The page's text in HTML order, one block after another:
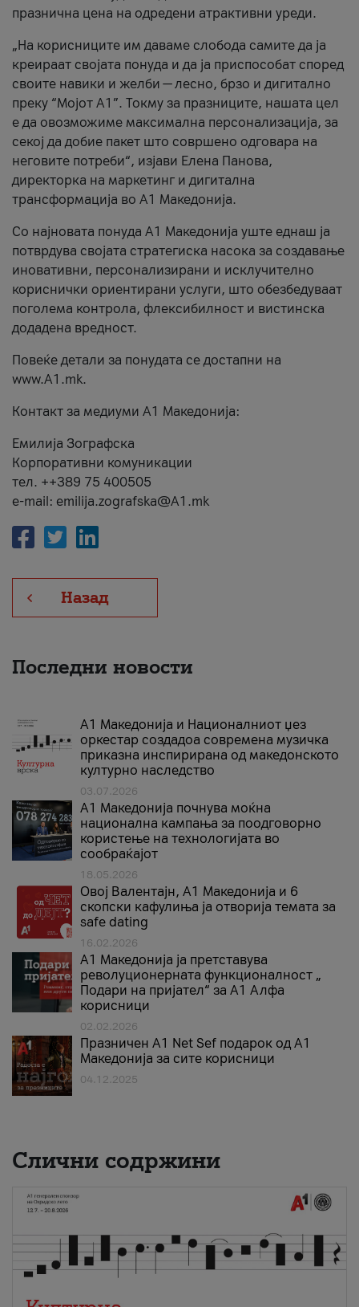
празнична цена на одредени атрактивни уреди.
„На корисниците им даваме слобода самите да ја
креираат својата понуда и да ја приспособат според
своите навики и желби — лесно, брзо и дигитално
преку “Мојот А1”. Токму за празниците, нашата цел
е да овозможиме максимална персонализација, за
секој да добие пакет што совршено одговара на
неговите потреби“, изјави Елена Панова,
директорка на маркетинг и дигитална
трансформација во А1 Македонија.
Со најновата понуда А1 Македонија уште еднаш ја
потврдува својата стратегиска насока за создавање
иновативни, персонализирани и исклучително
кориснички ориентирани услуги, што обезбедуваат
поголема контрола, флексибилност и вистинска
додадена вредност.
Повеќе детали за понудата се достапни на
www.А1.mk.
Контакт за медиуми А1 Македонија:
Емилија Зографска
Корпоративни комуникации
тел. ++389 75 400505
e-mail: emilija.zografska@A1.mk
Назад
Последни новости
А1 Македонија и Националниот џез
оркестар создадоа современа музичка
приказна инспирирана од македонското
културно наследство
03.07.2026
A1 Македонија почнува моќна
национална кампања за поодговорно
користење на технологијата во
сообраќајот
18.05.2026
Овој Валентајн, A1 Македонија и 6
скопски кафулиња ја отворија темата за
safe dating
16.02.2026
А1 Македонија ја претставува
револуционерната функционалност „
Подари на пријател“ за А1 Алфа
корисници
02.02.2026
Празничен A1 Net Sеf подарок од А1
Македонија за сите корисници
04.12.2025
Слични содржини